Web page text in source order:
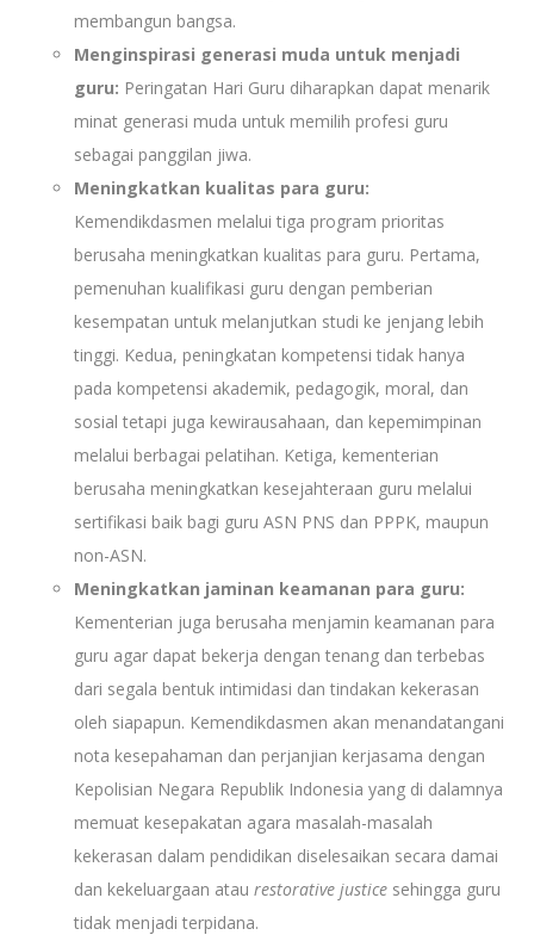
membangun bangsa.
Menginspirasi generasi muda untuk menjadi
guru: Peringatan Hari Guru diharapkan dapat menarik
minat generasi muda untuk memilih profesi guru
sebagai panggilan jiwa.
Meningkatkan kualitas para guru:
Kemendikdasmen melalui tiga program prioritas
berusaha meningkatkan kualitas para guru. Pertama,
pemenuhan kualifikasi guru dengan pemberian
kesempatan untuk melanjutkan studi ke jenjang lebih
tinggi. Kedua, peningkatan kompetensi tidak hanya
pada kompetensi akademik, pedagogik, moral, dan
sosial tetapi juga kewirausahaan, dan kepemimpinan
melalui berbagai pelatihan. Ketiga, kementerian
berusaha meningkatkan kesejahteraan guru melalui
sertifikasi baik bagi guru ASN PNS dan PPPK, maupun
non-ASN.
Meningkatkan jaminan keamanan para guru:
Kementerian juga berusaha menjamin keamanan para
guru agar dapat bekerja dengan tenang dan terbebas
dari segala bentuk intimidasi dan tindakan kekerasan
oleh siapapun. Kemendikdasmen akan menandatangani
nota kesepahaman dan perjanjian kerjasama dengan
Kepolisian Negara Republik Indonesia yang di dalamnya
memuat kesepakatan agara masalah-masalah
kekerasan dalam pendidikan diselesaikan secara damai
dan kekeluargaan ataurestorative justice sehingga guru
tidak menjadi terpidana.